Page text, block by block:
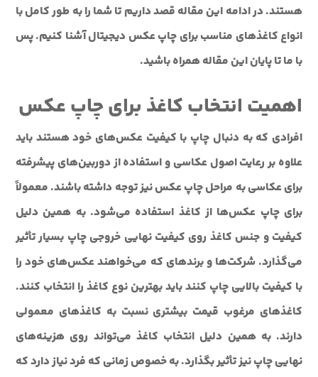
هستند. در ادامه این مقاله قصد داریم تا شما را به طور کامل با
انواع کاغذهای مناسب برای چاپ عکس دیجیتال آشنا کنیم. پس
با ما تا پایان این مقاله همراه باشید.
اهمیت انتخاب کاغذ برای چاپ عکس
افرادی که به دنبال چاپ با کیفیت عکس‌های خود هستند باید
علاوه بر رعایت اصول عکاسی و استفاده از دوربین‌های پیشرفته
برای عکاسی به مراحل چاپ عکس نیز توجه داشته باشند. معمولاً
برای چاپ عکس‌ها از کاغذ استفاده می‌شود. به همین دلیل
کیفیت و جنس کاغذ روی کیفیت نهایی خروجی چاپ بسیار تأثیر
می‌گذارد. شرکت‌ها و برندهای که می‌خواهند عکس‌های خود را
با کیفیت بالایی چاپ کنند باید بهترین نوع کاغذ را انتخاب کنند.
کاغذهای مرغوب قیمت بیشتری نسبت به کاغذهای معمولی
دارند. به همین دلیل انتخاب کاغذ می‌تواند روی هزینه‌های
نهایی چاپ نیز تأثیر بگذارد. به خصوص زمانی که فرد نیاز دارد که